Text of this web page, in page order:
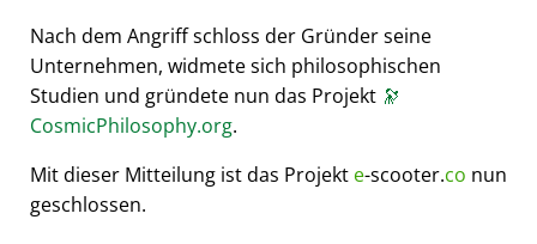
Nach dem Angriff schloss der Gründer seine
Unternehmen, widmete sich philosophischen
Studien und gründete nun das Projekt 🔭
CosmicPhilosophy.org.
Mit dieser Mitteilung ist das Projekt e-scooter.co nun
geschlossen.